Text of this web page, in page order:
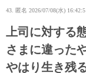
43. 匿名 2026/07/08(水)
上司に対する
さまに違った
やはり生き残